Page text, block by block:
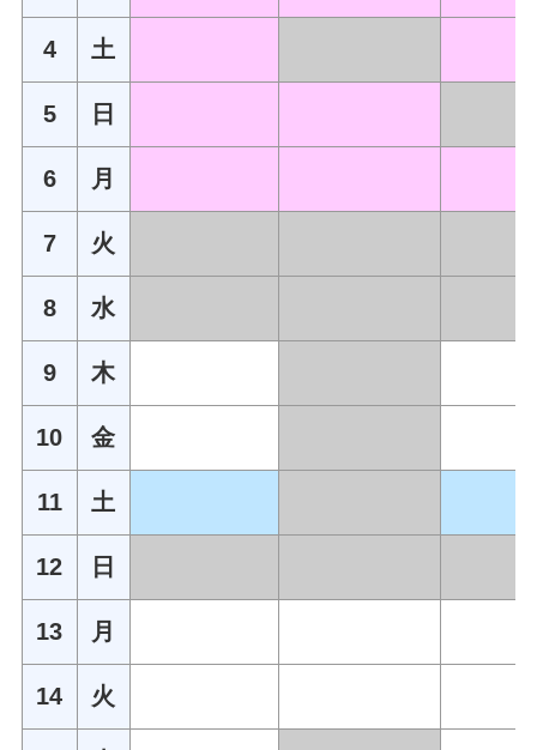
4 土
5 日
6 月
7 火
8 水
9 木
10 金
11 土
12 日
13 月
14 火